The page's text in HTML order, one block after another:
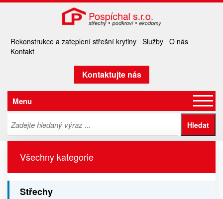
Rekonstrukce a zateplení střešní krytiny Služby O nás
Kontakt
Kontaktujte nás
Menu
Všechny kategorie
Střechy